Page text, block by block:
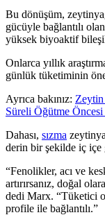
Bu dönüşüm,
gücüyle bağlantılı olan
yüksek biyoaktif
Onlarca yıllık
günlük tüketiminin
Ayrıca bakınız:
Süreli Öğütme Öncesi
Dahası, sızma
derin bir şekilde iç içe
“Fenolikler, acı ve
artırırsanız, doğal
dedi Marx. “Tü­keti­ci o
profi­le ile ba­ğlantılı.”